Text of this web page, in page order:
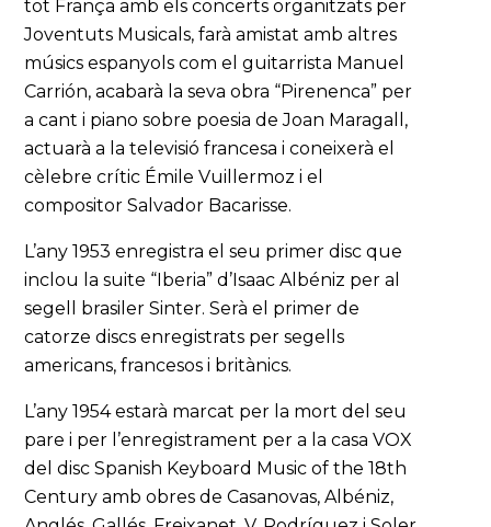
tot França amb els concerts organitzats per
Joventuts Musicals, farà amistat amb altres
músics espanyols com el guitarrista Manuel
Carrión, acabarà la seva obra “Pirenenca” per
a cant i piano sobre poesia de Joan Maragall,
actuarà a la televisió francesa i coneixerà el
cèlebre crític Émile Vuillermoz i el
compositor Salvador Bacarisse.
L’any 1953 enregistra el seu primer disc que
inclou la suite “Iberia” d’Isaac Albéniz per al
segell brasiler Sinter. Serà el primer de
catorze discs enregistrats per segells
americans, francesos i britànics.
L’any 1954 estarà marcat per la mort del seu
pare i per l’enregistrament per a la casa VOX
del disc Spanish Keyboard Music of the 18th
Century amb obres de Casanovas, Albéniz,